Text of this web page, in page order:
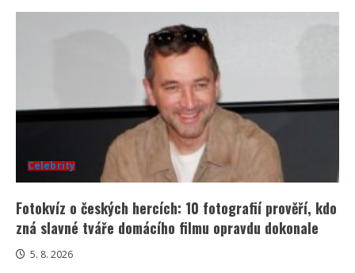
Celebrity
Fotokvíz o českých hercích: 10 fotografií prověří, kdo
zná slavné tváře domácího filmu opravdu dokonale
5. 8. 2026